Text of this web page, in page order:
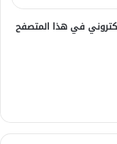
في هذا المتصفح